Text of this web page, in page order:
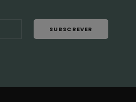
SUBSCREVER